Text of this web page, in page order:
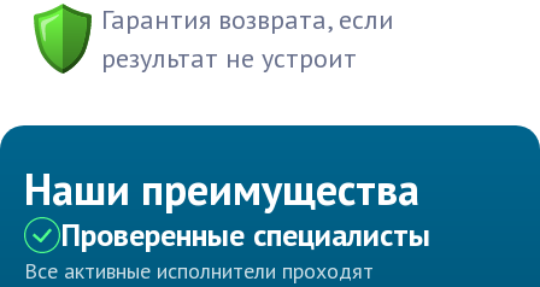
Гарантия возврата, если
результат не устроит
Наши преимущества
Проверенные специалисты
Все активные исполнители проходят